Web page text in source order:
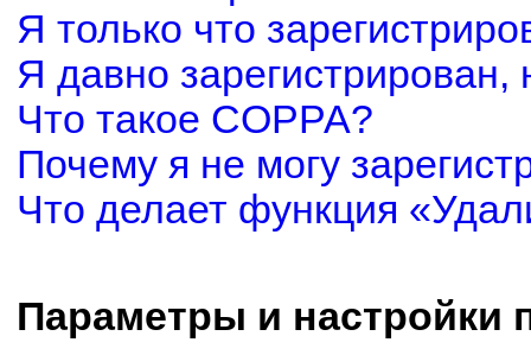
Я только что
Я давно
Что такое COPPA?
Почему я не могу
Что делает функция
Параметры и настройки